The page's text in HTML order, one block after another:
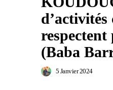
respectent
(Baba
5 Janvier 2024